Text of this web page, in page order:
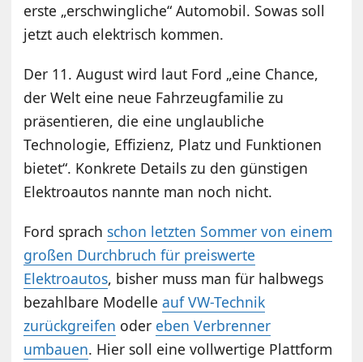
erste „erschwingliche“ Automobil. Sowas soll
jetzt auch elektrisch kommen.
Der 11. August wird laut Ford „eine Chance,
der Welt eine neue Fahrzeugfamilie zu
präsentieren, die eine unglaubliche
Technologie, Effizienz, Platz und Funktionen
bietet“. Konkrete Details zu den günstigen
Elektroautos nannte man noch nicht.
Ford sprach schon letzten Sommer von einem
großen Durchbruch für preiswerte
Elektroautos, bisher muss man für halbwegs
bezahlbare Modelleauf VW-Technik
zurückgreifen oder eben Verbrenner
umbauen. Hier soll eine vollwertige Plattform